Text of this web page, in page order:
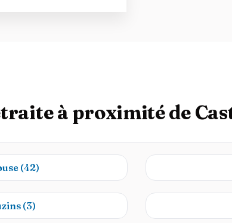
à proximité de
(42)
(3)